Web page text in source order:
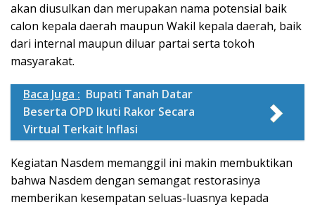
akan diusulkan dan merupakan nama potensial baik
calon kepala daerah maupun Wakil kepala daerah, baik
dari internal maupun diluar partai serta tokoh
masyarakat.
Baca Juga : Bupati Tanah Datar
Beserta OPD Ikuti Rakor Secara
Virtual Terkait Inflasi
Kegiatan Nasdem memanggil ini makin membuktikan
bahwa Nasdem dengan semangat restorasinya
memberikan kesempatan seluas-luasnya kepada